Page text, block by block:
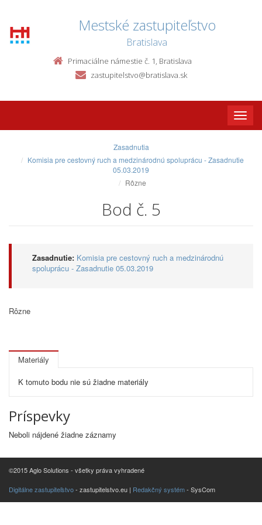
Mestské zastupiteľstvo
Bratislava
Primaciálne námestie č. 1, Bratislava
zastupitelstvo@bratislava.sk
Toggle
Zasadnutia
Komisia pre cestovný ruch a medzinárodnú spoluprácu - Zasadnutie
05.03.2019
Rôzne
Bod č. 5
Zasadnutie: Komisia pre cestovný ruch a medzinárodnú
spoluprácu - Zasadnutie 05.03.2019
Rôzne
Materiály
K tomuto bodu nie sú žiadne materiály
Príspevky
Neboli nájdené žiadne záznamy
©2015 Aglo Solutions - všetky práva vyhradené
Digitálne zastupiteľstvo- zastupitelstvo.eu | Redakčný systém- SysCom